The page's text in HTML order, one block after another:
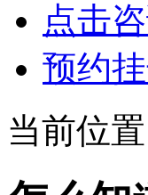
点击
预约
当前位